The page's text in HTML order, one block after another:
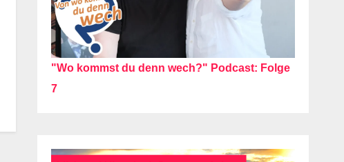
"Wo kommst du denn wech?" Podcast: Folge
7